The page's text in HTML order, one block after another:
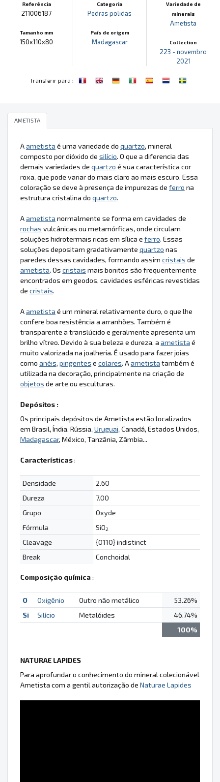
Referência
211006187
Tamanho mm
150x110x80
Categoria
Pedras polidas
País de origem
Madagascar
Variedade de
minerais
Ametista
Collection
223 - novembro
2021
Transferir para :
AMETISTA
Aametista é uma variedade do quartzo, mineral
composto por dióxido de silício. O que a diferencia das
demais variedades de quartzo é sua característica cor
roxa, que pode variar do mais claro ao mais escuro. Essa
coloração se deve à presença de impurezas de ferro na
estrutura cristalina do quartzo.
Aametista normalmente se forma em cavidades de
rochas vulcânicas ou metamórficas, onde circulam
soluções hidrotermais ricas em sílica e ferro. Essas
soluções depositam gradativamente quartzo nas
paredes dessas cavidades, formando assim cristais de
ametista. Os cristais mais bonitos são frequentemente
encontrados em geodos, cavidades esféricas revestidas
de cristais.
Aametista é um mineral relativamente duro, o que lhe
confere boa resistência a arranhões. Também é
transparente a translúcido e geralmente apresenta um
brilho vítreo. Devido à sua beleza e dureza, a ametista é
muito valorizada na joalheria. É usado para fazer joias
como anéis, pingentes e colares. Aametista também é
utilizada na decoração, principalmente na criação de
objetos de arte ou esculturas.
Depósitos :
Os principais depósitos de Ametista estão localizados
em Brasil, Índia, Rússia, Uruguai, Canadá, Estados Unidos,
Madagascar, México, Tanzânia, Zâmbia...
Características:
Densidade
2.60
Dureza
7.00
Grupo
Oxyde
Fórmula
SiO2
Cleavage
{0110} indistinct
Break
Conchoidal
Composição química :
O Oxigênio Outro não metálico
53.26%
Si
Silício Metalóides
46.74%
100%
NATURAE LAPIDES
Para aprofundar o conhecimento do mineral colecionável
Ametista com a gentil autorização de Naturae Lapides